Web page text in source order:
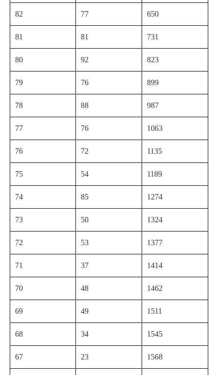
82 77 650
81 81 731
80 92 823
79 76 899
78 88 987
77 76 1063
76 72 1135
75 54 1189
74 85 1274
73 50 1324
72 53 1377
71 37 1414
70 48 1462
69 49 1511
68 34 1545
67 23 1568